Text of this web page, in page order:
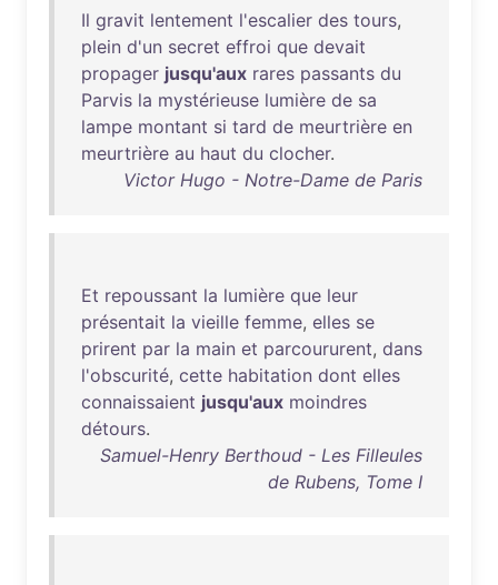
Il gravit lentement l'escalier des tours,
plein d'un secret effroi que devait
propager jusqu'aux rares passants du
Parvis la mystérieuse lumière de sa
lampe montant si tard de meurtrière en
meurtrière au haut du clocher.
Victor Hugo - Notre-Dame de Paris
Et repoussant la lumière que leur
présentait la vieille femme, elles se
prirent par la main et parcoururent, dans
l'obscurité, cette habitation dont elles
connaissaient jusqu'aux moindres
détours.
Samuel-Henry Berthoud - Les Filleules
de Rubens, Tome I